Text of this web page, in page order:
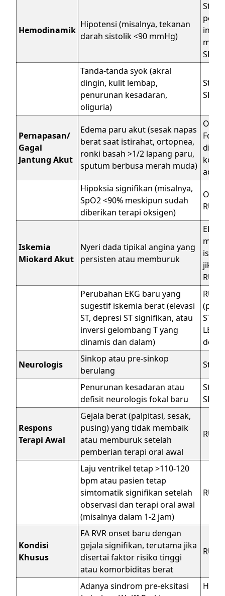
Hemodinamik
Hipotensi (misalnya, tekanan
darah sistolik <90 mmHg)
Tanda-tanda syok (akral
dingin, kulit lembap,
penurunan kesadaran,
oliguria)
Pernapasan/
Gagal
Jantung Akut
Edema paru akut (sesak napas
berat saat istirahat, ortopnea,
ronki basah >1/2 lapang paru,
sputum berbusa merah muda)
ada
Hipoksia signifikan (misalnya,
SpO2 <90% meskipun sudah
diberikan terapi oksigen)
Iskemia
Miokard Akut
Nyeri dada tipikal angina yang
persisten atau memburuk
EKG
jika
Perubahan EKG baru yang
sugestif iskemia berat (elevasi
ST, depresi ST signifikan, atau
inversi gelombang T yang
dinamis dan dalam)
Neurologis
Sinkop atau pre-sinkop
berulang
Penurunan kesadaran atau
defisit neurologis fokal baru
Respons
Terapi Awal
Gejala berat (palpitasi, sesak,
pusing) yang tidak membaik
atau memburuk setelah
pemberian terapi oral awal
Laju ventrikel tetap >110-120
bpm atau pasien tetap
simtomatik signifikan setelah
observasi dan terapi oral awal
(misalnya dalam 1-2 jam)
Kondisi
Khusus
FA RVR onset baru dengan
gejala signifikan, terutama jika
disertai faktor risiko tinggi
atau komorbiditas berat
Adanya sindrom pre-eksitasi